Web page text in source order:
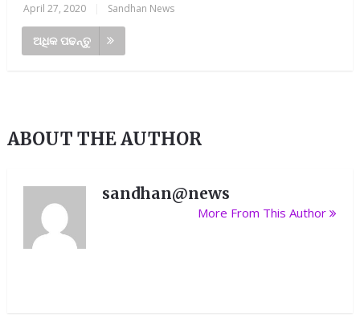
April 27, 2020 Sandhan News
ଅଧିକ ପଢନ୍ତୁ
ABOUT THE AUTHOR
sandhan@news
More From This Author